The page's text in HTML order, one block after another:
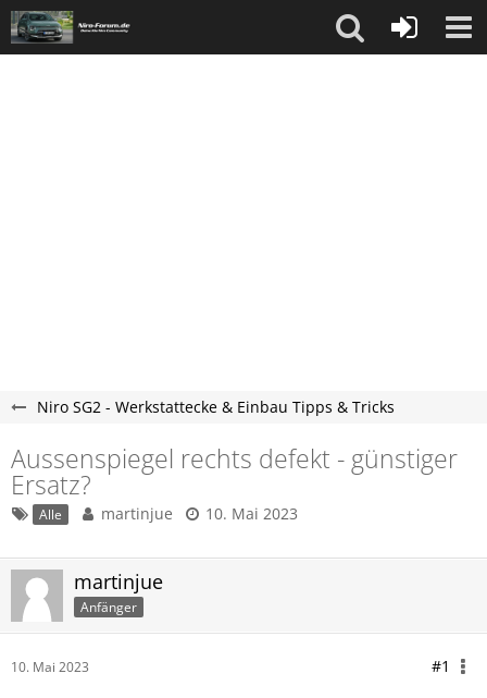
Niro SG2 - Werkstattecke & Einbau Tipps & Tricks
Aussenspiegel rechts defekt - günstiger
Ersatz?
Alle martinjue 10. Mai 2023
martinjue
Anfänger
10. Mai 2023 #1